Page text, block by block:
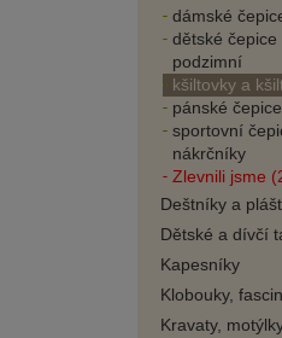
dámské
dětské
podzimní
kšiltovky a
pánské
sportovní
nákrčníky
Zlevnili jsme
Deštníky a
Dětské a dívčí
Kapesníky
Klobouky,
Kravaty,